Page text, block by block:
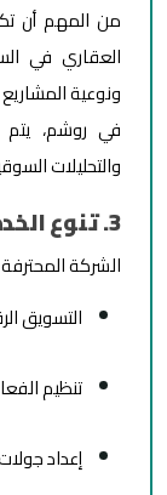
من المهم أن
العقاري في
ونوعية
في روشم، يتم
والتحليلات
3. تنوع الخدمات والحلول التسويقية
الشركة
التسويق
تنظيم
إعداد